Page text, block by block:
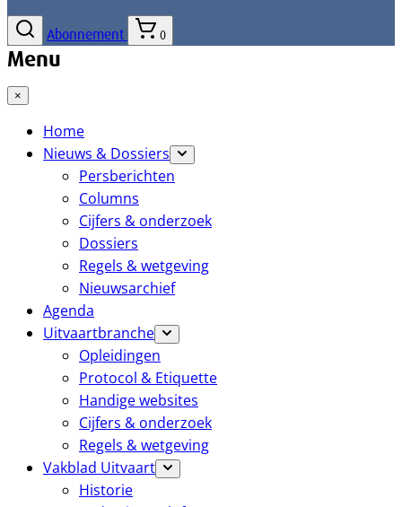
Abonnement 0
Menu
×
Home
Nieuws & Dossiers
Persberichten
Columns
Cijfers & onderzoek
Dossiers
Regels & wetgeving
Nieuwsarchief
Agenda
Uitvaartbranche
Opleidingen
Protocol & Etiquette
Handige websites
Cijfers & onderzoek
Regels & wetgeving
Vakblad Uitvaart
Historie